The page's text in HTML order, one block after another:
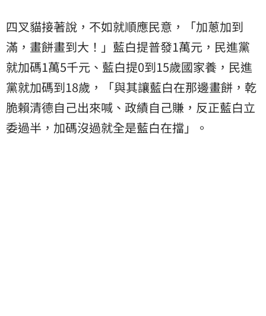
四叉貓接著說，不如就順應民意，「加蔥加到
滿，畫餅畫到大！」藍白提普發1萬元，民進黨
就加碼1萬5千元、藍白提0到15歲國家養，民進
黨就加碼到18歲，「與其讓藍白在那邊畫餅，乾
脆賴清德自己出來喊、政績自己賺，反正藍白立
委過半，加碼沒過就全是藍白在擋」。